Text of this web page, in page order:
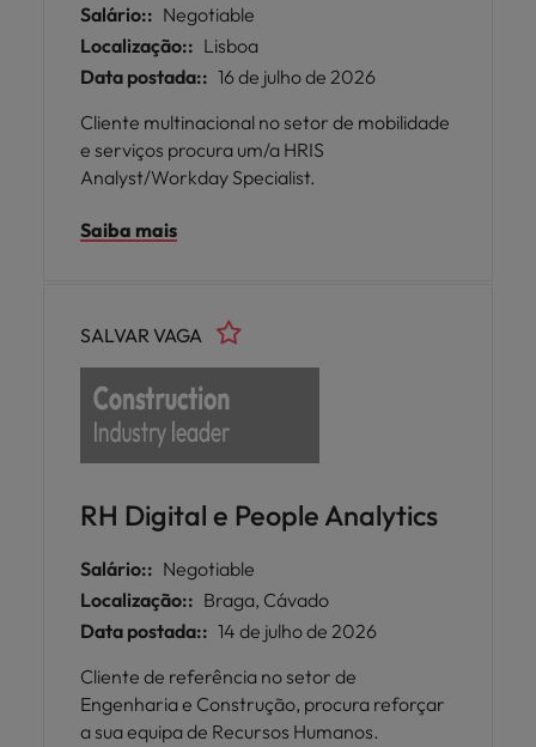
Salário:: Negotiable
Localização:: Lisboa
Data postada:: 16 de julho de 2026
Cliente multinacional no setor de mobilidade
e serviços procura um/a HRIS
Analyst/Workday Specialist.
Saiba mais
RH Digital e People Analytics
SALVAR VAGA
Salário:: Negotiable
Localização:: Braga, Cávado
Data postada:: 14 de julho de 2026
Cliente de referência no setor de
Engenharia e Construção, procura reforçar
a sua equipa de Recursos Humanos.